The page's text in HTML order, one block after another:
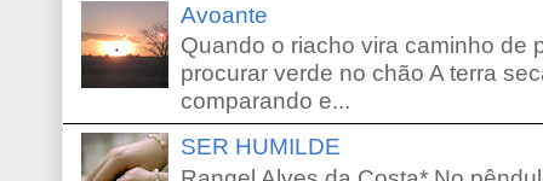
Avoante
Quando o riacho vira caminho de
procurar verde no chão A terra
comparando e...
SER HUMILDE